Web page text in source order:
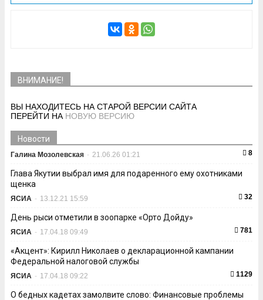
ВНИМАНИЕ!
ВЫ НАХОДИТЕСЬ НА СТАРОЙ ВЕРСИИ САЙТА
ПЕРЕЙТИ НА НОВУЮ ВЕРСИЮ
Новости
Галина Мозолевская - 21.06.26 01:21 8
Глава Якутии выбрал имя для подаренного ему охотниками
щенка
ЯСИА - 13.12.21 15:59 32
День рыси отметили в зоопарке «Орто Дойду»
ЯСИА - 17.04.18 09:49 781
«Акцент»: Кирилл Николаев о декларационной кампании
Федеральной налоговой службы
ЯСИА - 17.04.18 09:22 1129
О бедных кадетах замолвите слово: Финансовые проблемы